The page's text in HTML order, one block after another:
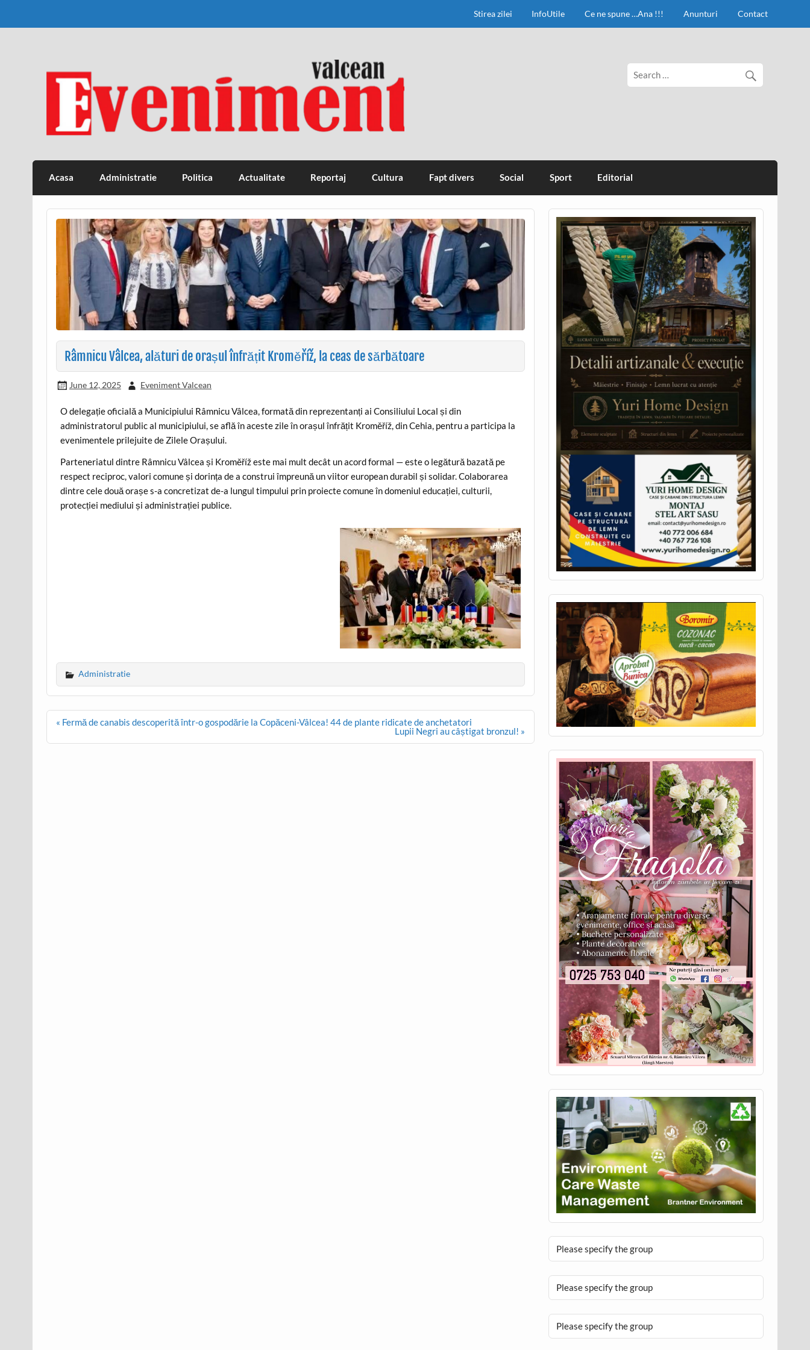
Stirea zilei InfoUtile Ce ne spune …Ana !!! Anunturi Contact
Eveniment Valcean
Acasa Administratie Politica Actualitate Reportaj Cultura Fapt divers Social Sport Editorial
Râmnicu Vâlcea, alături de orașul înfrățit Kroměříž, la ceas de sărbătoare
June 12, 2025 Eveniment Valcean
O delegație oficială a Municipiului Râmnicu Vâlcea, formată din reprezentanți ai Consiliului Local și din
administratorul public al municipiului, se află în aceste zile în orașul înfrățit Kroměříž, din Cehia, pentru a participa la
evenimentele prilejuite de Zilele Orașului.
Parteneriatul dintre Râmnicu Vâlcea și Kroměříž este mai mult decât un acord formal — este o legătură bazată pe
respect reciproc, valori comune și dorința de a construi împreună un viitor european durabil și solidar. Colaborarea
dintre cele două orașe s-a concretizat de-a lungul timpului prin proiecte comune în domeniul educației, culturii,
protecției mediului și administrației publice.
Administratie
Post
« Fermă de canabis descoperită într-o gospodărie la Copăceni-Vâlcea! 44 de plante ridicate de anchetatori
Lupii Negri au câștigat bronzul! »
Please specify the group
Please specify the group
Please specify the group